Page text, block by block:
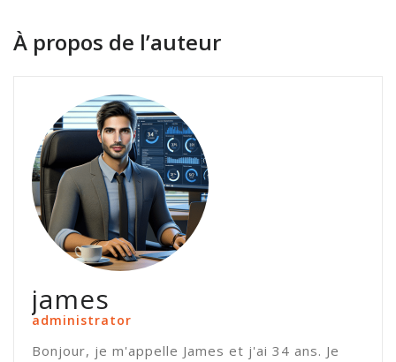
À propos de l’auteur
james
administrator
Bonjour, je m'appelle James et j'ai 34 ans. Je